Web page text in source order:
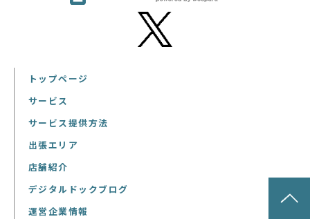
トップページ
サービス
サービス提供方法
出張エリア
店舗紹介
デジタルドックブログ
運営企業情報